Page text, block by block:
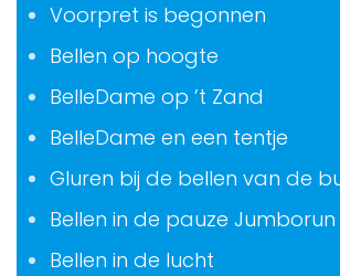
Voorpret is begonnen
Bellen op hoogte
BelleDame op ’t Zand
BelleDame en een tentje
Gluren bij de bellen van de
Bellen in de pauze
Bellen in de lucht